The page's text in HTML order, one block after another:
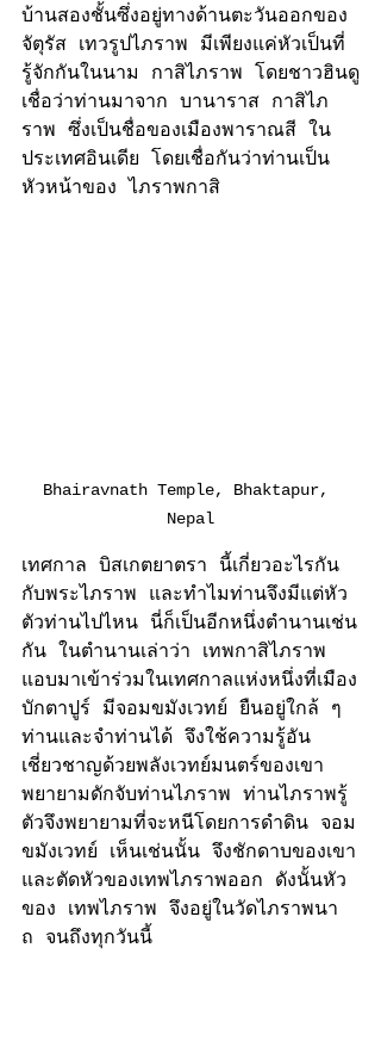
บ้านสองชั้นซึ่งอยู่ทางด้านตะวันออกของ
จัตุรัส เทวรูปไภราพ มีเพียงแค่หัวเป็นที่
รู้จักกันในนาม กาสิไภราพ ​​โดยชาวฮินดู
เชื่อว่าท่านมาจาก บานาราส กาสิไภ
ราพ ซึ่งเป็นชื่อของเมืองพาราณสี ใน
ประเทศอินเดีย โดยเชื่อกันว่าท่าน​​เป็น
หัวหน้าของ ไภราพกาสิ
Bhairavnath Temple, Bhaktapur,
Nepal
เทศกาล บิสเกตยาตรา นี้เกี่ยวอะไรกัน
กับพระไภราพ และทำไมท่านจึงมีแต่หัว
ตัวท่านไปไหน นี่ก็เป็นอีกหนึ่งตำนานเช่น
กัน ในตำนานเล่าว่า เทพกาสิไภราพ
แอบมาเข้าร่วมในเทศกาลแห่งหนึ่งที่เมือง
บักตาปูร์ มีจอมขมังเวทย์ ยืนอยู่ใกล้ ๆ
ท่านและจำท่านได้ จึงใช้ความรู้อัน
เชี่ยวชาญด้วยพลังเวทย์มนตร์ของเขา
พยายามดักจับท่านไภราพ ท่านไภราพรู้
ตัวจึงพยายามที่จะหนีโดยการดำดิน จอม
ขมังเวทย์ เห็นเช่นนั้น จึงชักดาบของเขา
และตัดหัวของเทพไภราพออก ดังนั้นหัว
ของ เทพไภราพ จึงอยู่ในวัดไภราพนา
ถ จนถึงทุกวันนี้